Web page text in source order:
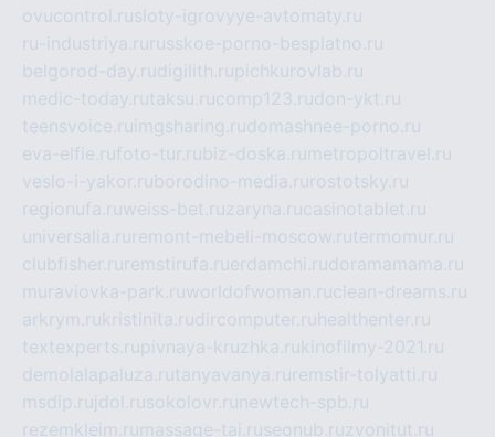
ovucontrol.rusloty-igrovyye-avtomaty.ru
ru-industriya.ru russkoe-porno-besplatno.ru
belgorod-day.rudigilith.rupichkurovlab.ru
medic-today.rutaksu.rucomp123.rudon-ykt.ru
teensvoice.ru imgsharing.rudomashnee-porno.ru
eva-elfie.rufoto-tur.rubiz-doska.ru metropoltravel.ru
veslo-i-yakor.ruborodino-media.ru rostotsky.ru
regionufa.ruweiss-bet.ruzaryna.rucasinotablet.ru
universalia.ru remont-mebeli-moscow.rutermomur.ru
clubfisher.ru remstirufa.ruerdamchi.rudoramamama.ru
muraviovka-park.ruworldofwoman.ruclean-dreams.ru
arkrym.rukristinita.rudircomputer.ru healthenter.ru
textexperts.rupivnaya-kruzhka.rukinofilmy-2021.ru
demolalapaluza.rutanyavanya.ru remstir-tolyatti.ru
msdip.ru jdol.rusokolovr.ru newtech-spb.ru
rezemkleim.ru massage-tai.ruseonub.ruzvonitut.ru